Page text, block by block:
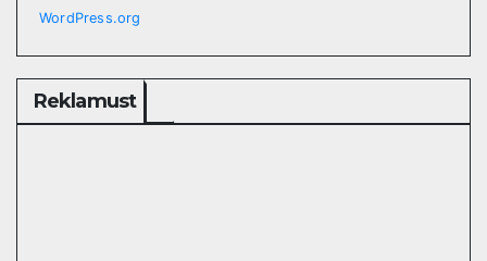
WordPress.org
Reklamust